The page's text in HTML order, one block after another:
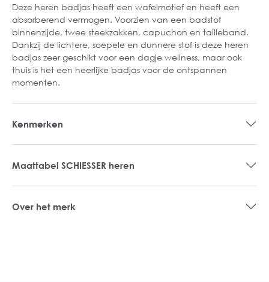
Deze heren badjas heeft een wafelmotief en heeft een
absorberend vermogen. Voorzien van een badstof
binnenzijde, twee steekzakken, capuchon en tailleband.
Dankzij de lichtere, soepele en dunnere stof is deze heren
badjas zeer geschikt voor een dagje wellness, maar ook
thuis is het een heerlijke badjas voor de ontspannen
momenten.
Kenmerken
Maattabel SCHIESSER heren
Over het merk